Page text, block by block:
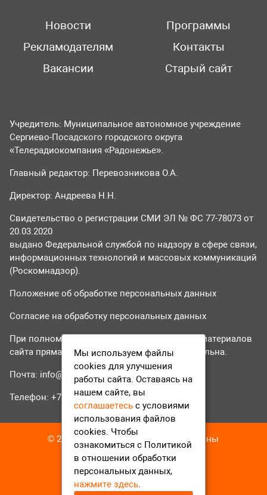
Новости
Программы
Рекламодателям
Контакты
Вакансии
Старый сайт
Учредитель: Муниципальное автономное учреждение
Сергиево-Посадского городского округа
«Телерадиокомпания «Радонежье».
Главный редактор: Перевозникова О.А.
Директор: Андреева Н.Н.
Свидетельство о регистрации СМИ ЭЛ № ФС 77-78073 от
20.03.2020
выдано Федеральной службой по надзору в сфере связи,
информационных технологий и массовых коммуникаций
(Роскомнадзор).
Положение об обработке персональных данных
Согласие на обработку персональных данных
При полном или частичном использовании материалов
сайта прямая гиперссылка на tvr24.tv обязательна.
Почта: info@tvr24.tv
Телефон: +7 (496) 551-04-95
© 2016-2023 ТВР24 Все права защищены
Мы используем файлы
cookies для улучшения
работы сайта. Оставаясь на
нашем сайте, вы
соглашаетесь с условиями
использования файлов
cookies. Чтобы
ознакомиться с Политикой
в отношении обработки
персональных данных,
нажмите здесь.